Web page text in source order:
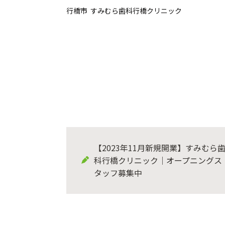
行橋市 すみむら歯科行橋クリニック
【2023年11月新規開業】すみむら歯
科行橋クリニック｜オープニングス
タッフ募集中